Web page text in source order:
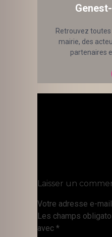
Retrouvez
mairie, des
partenaires
Laisser un
Votre adresse e-
Les champs
avec *